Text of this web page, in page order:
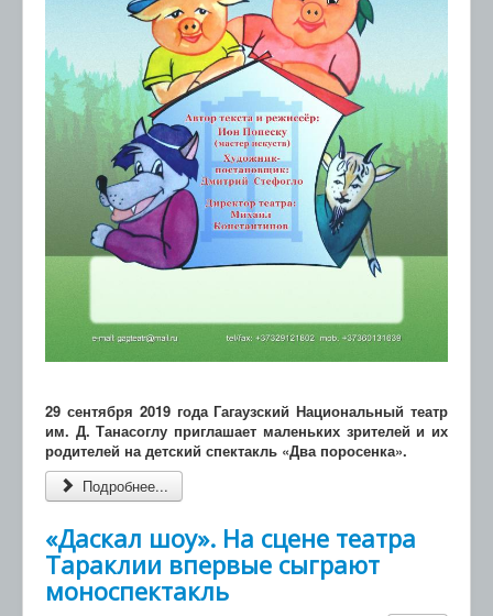
29 сентября 2019 года Гагаузский Национальный театр
им. Д. Танасоглу приглашает маленьких зрителей и их
родителей на детский спектакль «Два поросенка».
Подробнее...
«Даскал шоу». На сцене театра
Тараклии впервые сыграют
моноспектакль